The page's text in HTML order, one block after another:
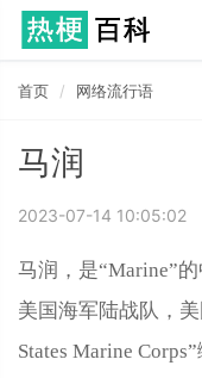
首页 网络流行语
马润
2023-07-14 10:05:02
马润，是“Marine”
美国海军陆战队，
States Marine